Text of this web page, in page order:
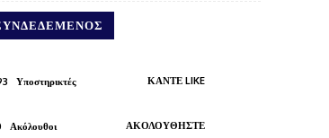
Υποστηρικτές ΚΆΝΤΕ LIKE
Ακόλουθοι ΑΚΟΛΟΥΘΉΣΤΕ